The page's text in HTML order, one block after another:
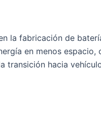
la fabricación de
en menos
transición hacia